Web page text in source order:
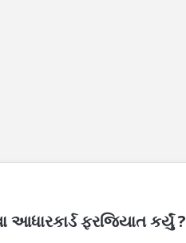
આધારકાર્ડ ફરજિયાત કર્યું ?